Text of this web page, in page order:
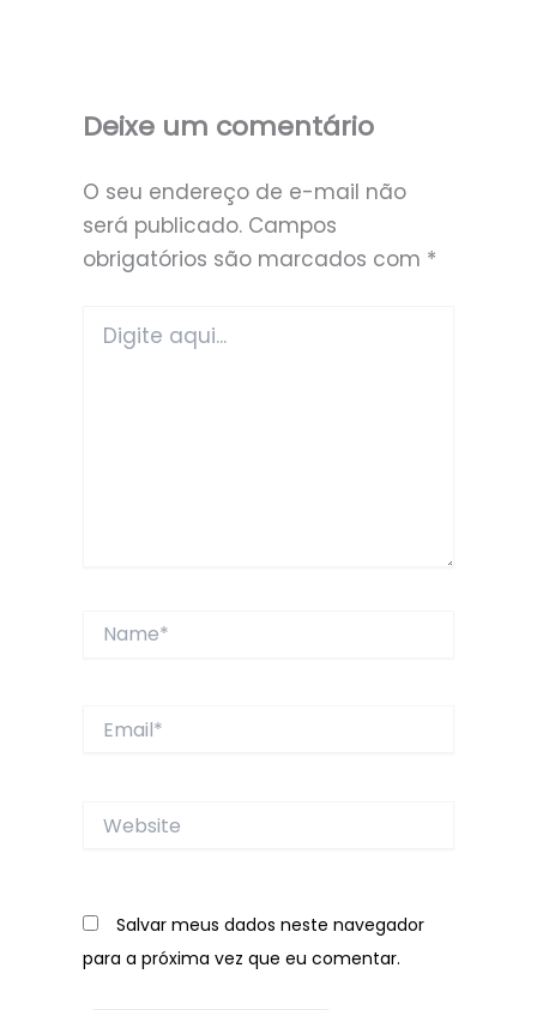
Deixe um comentário
O seu endereço de e-mail não
será publicado. Campos
obrigatórios são marcados com *
aqui...
Website
Salvar meus dados neste navegador
para a próxima vez que eu comentar.